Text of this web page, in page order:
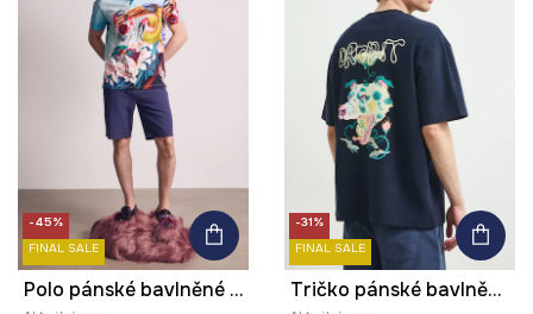
-45%
FINAL SALE
Polo pánské bavlněné s elastanem z kolekce Kit Mizeres x Medicine
-31%
FINAL SALE
Tričko pánské bavlněné s potiskem z kolekce Kit Mizeres x Medicine